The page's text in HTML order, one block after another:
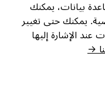
بيانات، يمكنك
يمكنك حتى تغيير
عند الإشارة إليها
→